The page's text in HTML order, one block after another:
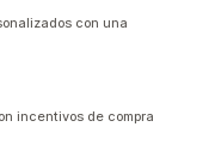
con una
incentivos de compra